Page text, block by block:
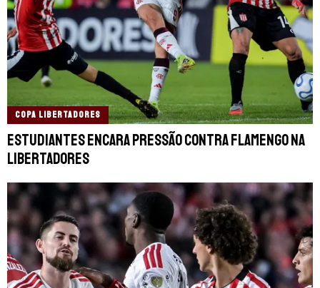
COPA LIBERTADORES
Estudiantes encara pressão contra Flamengo na
Libertadores